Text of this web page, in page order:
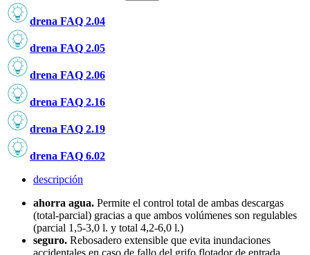
drena FAQ 2.04
drena FAQ 2.05
drena FAQ 2.06
drena FAQ 2.16
drena FAQ 2.19
drena FAQ 6.02
descripción
ahorra agua. Permite el control total de ambas descargas
(total-parcial) gracias a que ambos volúmenes son regulables
(parcial 1,5-3,0 l. y total 4,2-6,0 l.)
seguro. Rebosadero extensible que evita inundaciones